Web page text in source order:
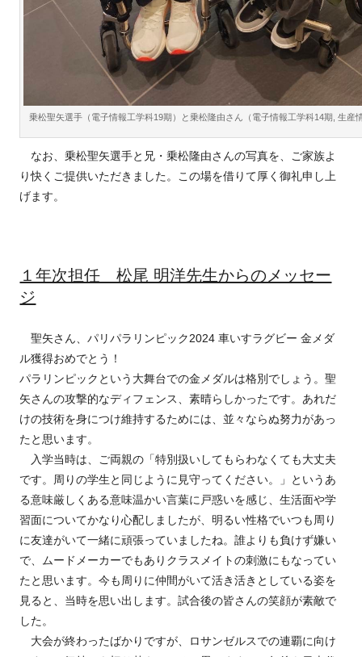
乗松聖矢選手（電子情報工学科19期）と乗松隆由さん（電子情報工学科14期, 生産
なお、乗松聖矢選手と兄・乗松隆由さんの写真を、ご家族よ
り快くご提供いただきました。この場を借りて厚く御礼申し上
げます。
１年次担任 松尾 明洋先生からのメッセー
ジ
聖矢さん、パリパラリンピック2024 車いすラグビー 金メダ
ル獲得おめでとう！
パラリンピックという大舞台での金メダルは格別でしょう。聖
矢さんの攻撃的なディフェンス、素晴らしかったです。あれだ
けの技術を身につけ維持するためには、並々ならぬ努力があっ
たと思います。
入学当時は、ご両親の「特別扱いしてもらわなくても大丈夫
です。周りの学生と同じように見守ってください。」というあ
る意味厳しくある意味温かい言葉に戸惑いを感じ、生活面や学
習面についてかなり心配しましたが、明るい性格でいつも周り
に友達がいて一緒に頑張っていましたね。誰よりも負けず嫌い
で、ムードメーカーでもありクラスメイトの刺激にもなってい
たと思います。今も周りに仲間がいて活き活きとしている姿を
見ると、当時を思い出します。試合後の皆さんの笑顔が素敵で
した。
大会が終わったばかりですが、ロサンゼルスでの連覇に向け